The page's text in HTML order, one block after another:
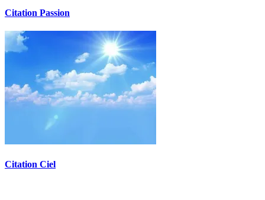
Citation Passion
Citation Ciel